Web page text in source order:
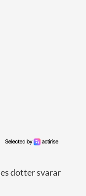
dotter svarar